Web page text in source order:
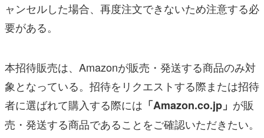
ャンセルした場合、再度注文できないため注意する必
要がある。
本招待販売は、Amazonが販売・発送する商品のみ対
象となっている。招待をリクエストする際または招待
者に選ばれて購入する際には 「Amazon.co.jp」 が販
売・発送する商品であることをご確認いただきたい。